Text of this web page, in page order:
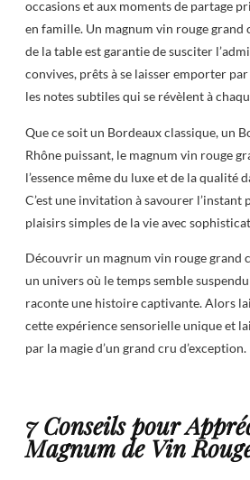
occasions et aux moments de partage
en famille. Un magnum vin rouge
de la table est garantie de susciter
convives, prêts à se laisser emporter
les notes subtiles qui se révèlent à
Que ce soit un Bordeaux classique, un
Rhône puissant, le magnum vin rouge
l’essence même du luxe et de la qualité
C’est une invitation à savourer l’instant
plaisirs simples de la vie avec
Découvrir un magnum vin rouge grand
un univers où le temps semble
raconte une histoire captivante. Alors
cette expérience sensorielle unique et
par la magie d’un grand cru d’exception.
7 Conseils pour
Magnum de Vin